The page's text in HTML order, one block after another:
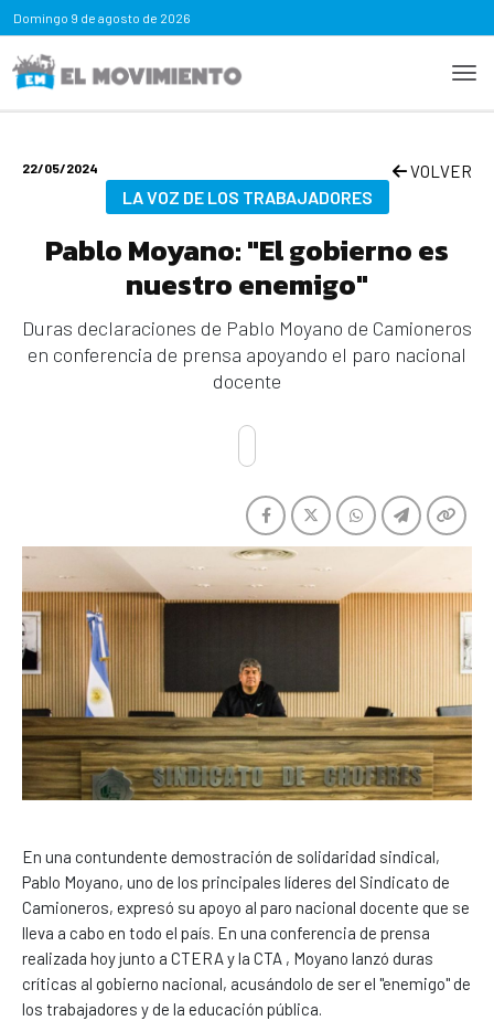
Domingo 9 de agosto de 2026
22/05/2024 VOLVER
LA VOZ DE LOS TRABAJADORES
Pablo Moyano: "El gobierno es
nuestro enemigo"
Duras declaraciones de Pablo Moyano de Camioneros
en conferencia de prensa apoyando el paro nacional
docente
En una contundente demostración de solidaridad sindical,
Pablo Moyano, uno de los principales líderes del Sindicato de
Camioneros, expresó su apoyo al paro nacional docente que se
lleva a cabo en todo el país. En una conferencia de prensa
realizada hoy junto a CTERA y la CTA , Moyano lanzó duras
críticas al gobierno nacional, acusándolo de ser el "enemigo" de
los trabajadores y de la educación pública.